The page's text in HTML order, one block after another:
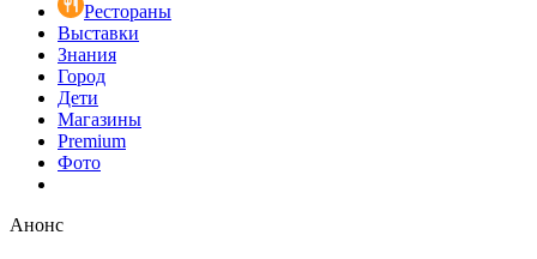
Рестораны
Выставки
Знания
Город
Дети
Магазины
Premium
Фото
Анонс